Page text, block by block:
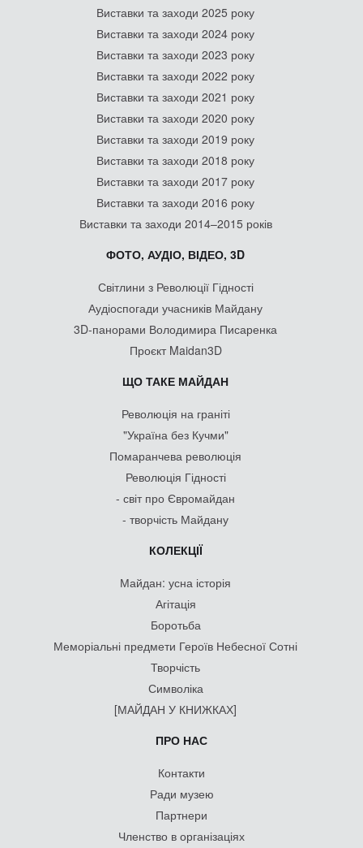
Виставки та заходи 2025 року
Виставки та заходи 2024 року
Виставки та заходи 2023 року
Виставки та заходи 2022 року
Виставки та заходи 2021 року
Виставки та заходи 2020 року
Виставки та заходи 2019 року
Виставки та заходи 2018 року
Виставки та заходи 2017 року
Виставки та заходи 2016 року
Виставки та заходи 2014–2015 років
ФОТО, АУДІО, ВІДЕО, 3D
Світлини з Революції Гідності
Аудіоспогади учасників Майдану
3D-панорами Володимира Писаренка
Проєкт Maidan3D
ЩО ТАКЕ МАЙДАН
Революція на граніті
"Україна без Кучми"
Помаранчева революція
Революція Гідності
- світ про Євромайдан
- творчість Майдану
КОЛЕКЦІЇ
Майдан: усна історія
Агітація
Боротьба
Меморіальні предмети Героїв Небесної Сотні
Творчість
Символіка
[МАЙДАН У КНИЖКАХ]
ПРО НАС
Контакти
Ради музею
Партнери
Членство в організаціях